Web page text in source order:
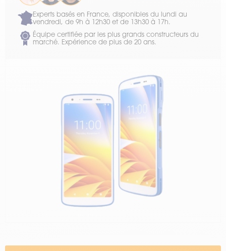
Experts basés en France, disponibles du lundi au
vendredi, de 9h à 12h30 et de 13h30 à 17h.
Équipe certifiée par les plus grands constructeurs du
marché. Expérience de plus de 20 ans.